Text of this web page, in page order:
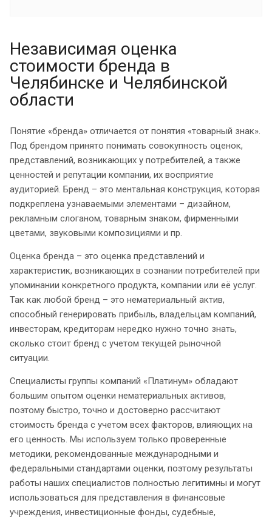
Независимая оценка
стоимости бренда в
Челябинске и Челябинской
области
Понятие «бренда» отличается от понятия «товарный знак».
Под брендом принято понимать совокупность оценок,
представлений, возникающих у потребителей, а также
ценностей и репутации компании, их восприятие
аудиторией. Бренд – это ментальная конструкция, которая
подкреплена узнаваемыми элементами – дизайном,
рекламным слоганом, товарным знаком, фирменными
цветами, звуковыми композициями и пр.
Оценка бренда – это оценка представлений и
характеристик, возникающих в сознании потребителей при
упоминании конкретного продукта, компании или её услуг.
Так как любой бренд – это нематериальный актив,
способный генерировать прибыль, владельцам компаний,
инвесторам, кредиторам нередко нужно точно знать,
сколько стоит бренд с учетом текущей рыночной
ситуации.
Специалисты группы компаний «Платинум» обладают
большим опытом оценки нематериальных активов,
поэтому быстро, точно и достоверно рассчитают
стоимость бренда с учетом всех факторов, влияющих на
его ценность. Мы используем только проверенные
методики, рекомендованные международными и
федеральными стандартами оценки, поэтому результаты
работы наших специалистов полностью легитимны и могут
использоваться для представления в финансовые
учреждения, инвестиционные фонды, судебные,